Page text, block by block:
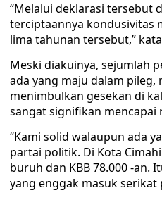
“Melalui deklarasi tersebut
terciptaannya kondusivitas
lima tahunan tersebut,”
Meski diakuinya, sejumlah
ada yang maju dalam pileg,
menimbulkan gesekan di
sangat signifikan
“Kami solid walaupun ada
partai politik. Di Kota
buruh dan KBB 78.000 -an.
yang enggak masuk serikat